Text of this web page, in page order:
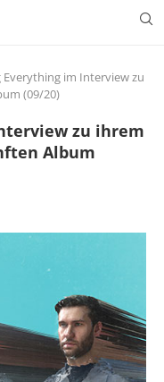
Everything im Interview zu
(09/20)
zu ihrem
Album